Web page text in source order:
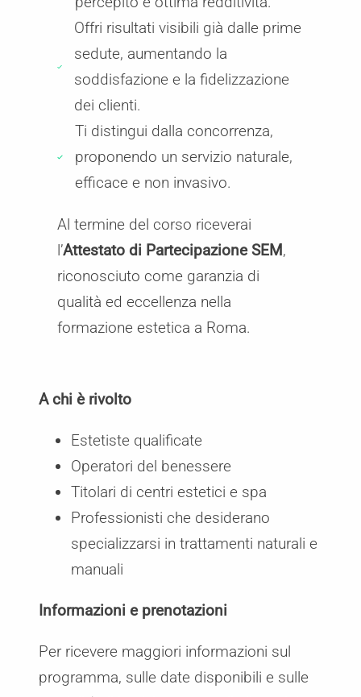
Offri risultati visibili già dalle prime
sedute, aumentando la
soddisfazione e la fidelizzazione
dei clienti.
Ti distingui dalla concorrenza,
proponendo un servizio naturale,
efficace e non invasivo.
Al termine del corso riceverai
l’Attestato di Partecipazione SEM,
riconosciuto come garanzia di
qualità ed eccellenza nella
formazione estetica a Roma.
A chi è rivolto
Estetiste qualificate
Operatori del benessere
Titolari di centri estetici e spa
Professionisti che desiderano
specializzarsi in trattamenti naturali e
manuali
Informazioni e prenotazioni
Per ricevere maggiori informazioni sul
programma, sulle date disponibili e sulle